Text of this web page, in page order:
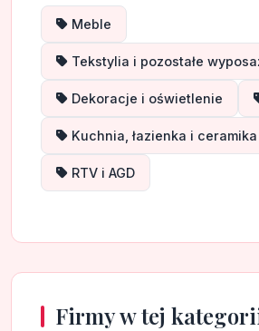
Meble
Tekstylia i pozostałe
Dekoracje i oświetlenie
Kuchnia, łazienka i ceramika
RTV i AGD
Firmy w tej